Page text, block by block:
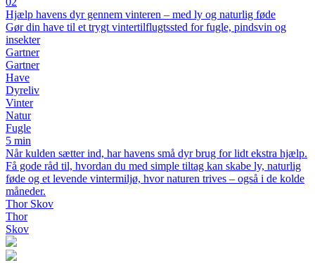
Hjælp havens dyr gennem vinteren – med ly og naturlig føde
Gør din have til et trygt vintertilflugtssted for fugle, pindsvin og
insekter
Gartner
Gartner
Have
Dyreliv
Vinter
Natur
Fugle
5 min
Når kulden sætter ind, har havens små dyr brug for lidt ekstra hjælp.
Få gode råd til, hvordan du med simple tiltag kan skabe ly, naturlig
føde og et levende vintermiljø, hvor naturen trives – også i de kolde
måneder.
Thor Skov
Thor
Skov